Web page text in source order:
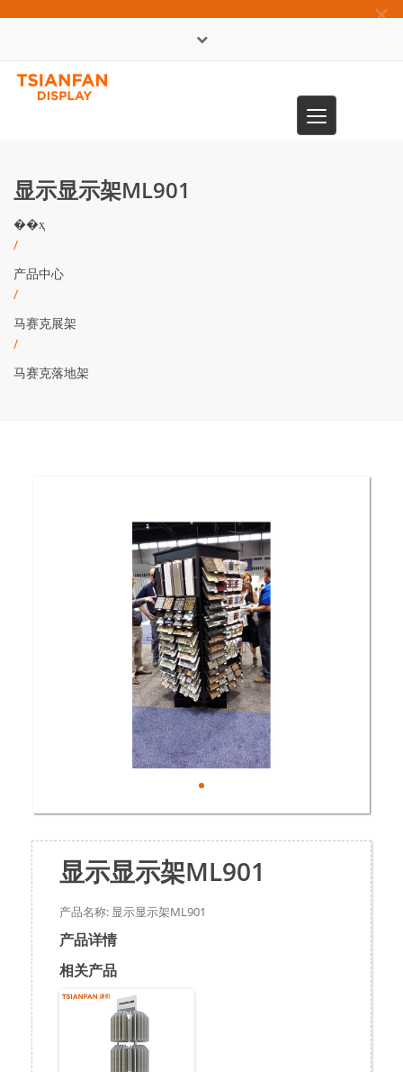
×
Toggle
navigation
显示显示架ML901
��ҳ
/
产品中心
/
马赛克展架
/
马赛克落地架
显示显示架ML901
产品名称: 显示显示架ML901
产品详情
相关产品